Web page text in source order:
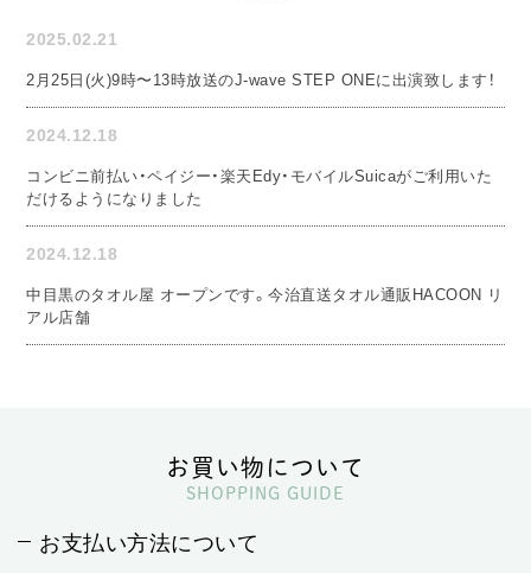
2025.02.21
2月25日(火)9時〜13時放送のJ-wave STEP ONEに出演致します！
2024.12.18
コンビニ前払い・ペイジー・楽天Edy・モバイルSuicaがご利用いた
だけるようになりました
2024.12.18
中目黒のタオル屋 オープンです。今治直送タオル通販HACOON リ
アル店舗
お買い物について
SHOPPING GUIDE
お支払い方法について